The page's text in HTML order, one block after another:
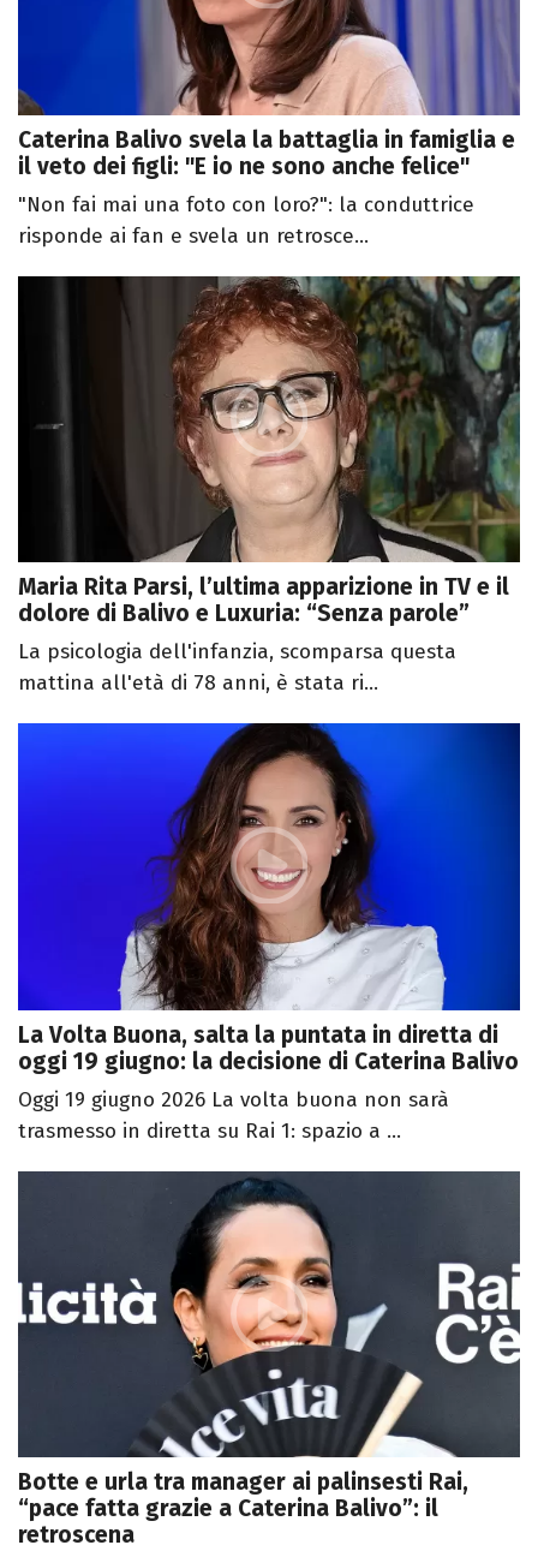
Caterina Balivo svela la battaglia in famiglia e
il veto dei figli: "E io ne sono anche felice"
"Non fai mai una foto con loro?": la conduttrice
risponde ai fan e svela un retrosce...
Maria Rita Parsi, l’ultima apparizione in TV e il
dolore di Balivo e Luxuria: “Senza parole”
La psicologia dell'infanzia, scomparsa questa
mattina all'età di 78 anni, è stata ri...
La Volta Buona, salta la puntata in diretta di
oggi 19 giugno: la decisione di Caterina Balivo
Oggi 19 giugno 2026 La volta buona non sarà
trasmesso in diretta su Rai 1: spazio a ...
Botte e urla tra manager ai palinsesti Rai,
“pace fatta grazie a Caterina Balivo”: il
retroscena